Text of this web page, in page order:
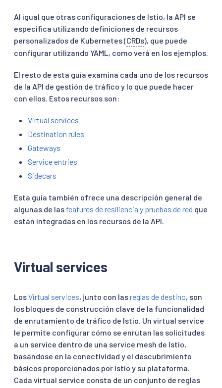
Al igual que otras configuraciones de Istio, la API se
especifica utilizando definiciones de recursos
personalizados de Kubernetes (CRDs), que puede
configurar utilizando YAML, como verá en los ejemplos.
El resto de esta guía examina cada uno de los recursos
de la API de gestión de tráfico y lo que puede hacer
con ellos. Estos recursos son:
Virtual services
Destination rules
Gateways
Service entries
Sidecars
Esta guía también ofrece una descripción general de
algunas de las features de resiliencia y pruebas de red que
están integradas en los recursos de la API.
Virtual services
LosVirtual services, junto con lasreglas de destino, son
los bloques de construcción clave de la funcionalidad
de enrutamiento de tráfico de Istio. Un virtual service
le permite configurar cómo se enrutan las solicitudes
a un service dentro de una service mesh de Istio,
basándose en la conectividad y el descubrimiento
básicos proporcionados por Istio y su plataforma.
Cada virtual service consta de un conjunto de reglas